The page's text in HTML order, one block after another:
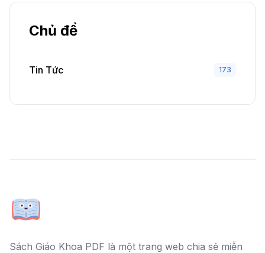
Chủ đề
Tin Tức 173
Sách Giáo Khoa PDF là một trang web chia sẻ miễn